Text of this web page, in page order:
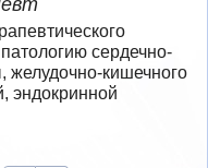
сердечно-
желудочно-кишечного
эндокринной